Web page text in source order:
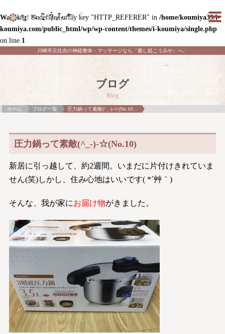
Warning: Undefined array key "HTTP_REFERER" in /home/koumiya39/i-
koumiya.com/public_html/wp/wp-content/themes/i-koumiya/single.php
on line 1
川崎市元住吉の神経整体・マッサージなら「癒し処こうみや」へ。
ブログ
Blog
ホーム ブログ一覧 圧力鍋って素敵(^_-)-☆(No.10...
圧力鍋って素敵(^_-)-☆(No.10)
新居に引っ越して、約2週間。いまだに片付けきれていま
せん(笑)しかし、住み心地はいいです( *´艸｀)
そんな、我が家にお届け物がきました。